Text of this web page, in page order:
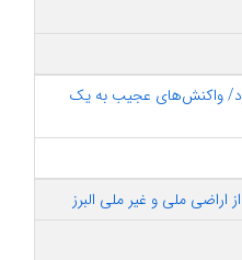
واکنش‌های عجیب به یک